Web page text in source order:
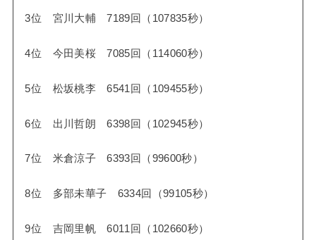
3位 宮川大輔 7189回（107835秒）
4位 今田美桜 7085回（114060秒）
5位 松坂桃李 6541回（109455秒）
6位 出川哲朗 6398回（102945秒）
7位 米倉涼子 6393回（99600秒）
8位 多部未華子 6334回（99105秒）
9位 吉岡里帆 6011回（102660秒）